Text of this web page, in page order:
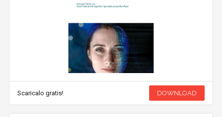
Scaricalo gratis! DOWNLOAD